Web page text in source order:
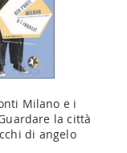
Milano e i
la città
di angelo